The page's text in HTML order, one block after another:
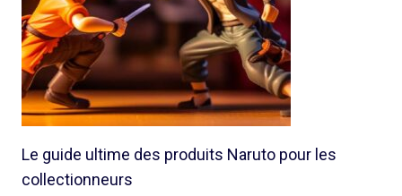
Le guide ultime des produits Naruto pour les
collectionneurs